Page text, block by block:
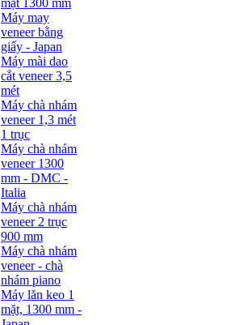
mặt 1300 mm
Máy may
veneer bằng
giấy - Japan
Máy mài dao
cắt veneer 3,5
mét
Máy chà nhám
veneer 1,3 mét
1 trục
Máy chà nhám
veneer 1300
mm - DMC -
Italia
Máy chà nhám
veneer 2 trục
900 mm
Máy chà nhám
veneer - chà
nhám piano
Máy lăn keo 1
mặt, 1300 mm -